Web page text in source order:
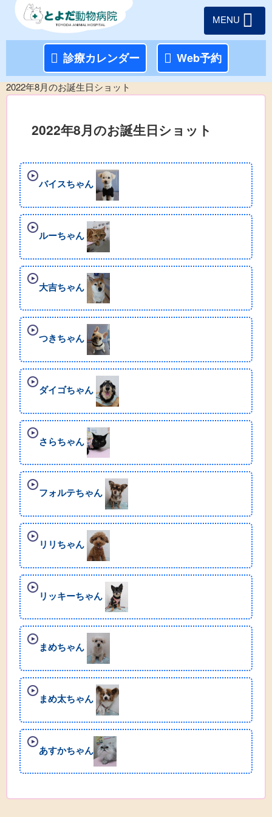
診療カレンダー Web予約
MENU
2022年8月のお誕生日ショット
2022年8月のお誕生日ショット
バイスちゃん
ルーちゃん
大吉ちゃん
つきちゃん
ダイゴちゃん
さらちゃん
フォルテちゃん
リリちゃん
リッキーちゃん
まめちゃん
まめ太ちゃん
あすかちゃん